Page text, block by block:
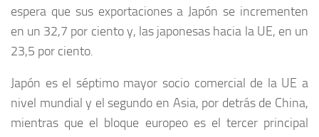
espera que sus exportaciones a Japón se incrementen
en un 32,7 por ciento y, las japonesas hacia la UE, en un
23,5 por ciento.
Japón es el séptimo mayor socio comercial de la UE a
nivel mundial y el segundo en Asia, por detrás de China,
mientras que el bloque europeo es el tercer principal